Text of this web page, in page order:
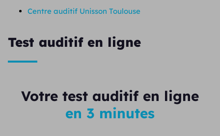
Centre auditif Unisson Toulouse
Test auditif en ligne
Votre test auditif en ligne
en 3 minutes